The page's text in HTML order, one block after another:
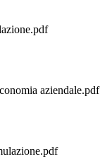
aziendale.pdf